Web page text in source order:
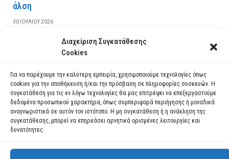
Διαχείριση Συγκατάθεσης
Cookies
Για να παρέχουμε την καλύτερη εμπειρία, χρησιμοποιούμε τεχνολογίες όπως
cookies για την αποθήκευση ή/και την πρόσβαση σε πληροφορίες συσκευών. Η
συγκατάθεση για τις εν λόγω τεχνολογίες θα μας επιτρέψει να επεξεργαστούμε
δεδομένα προσωπικού χαρακτήρα, όπως συμπεριφορά περιήγησης ή μοναδικά
αναγνωριστικά σε αυτόν τον ιστότοπο. Η μη συγκατάθεση ή η ανάκληση της
συγκατάθεσης, μπορεί να επηρεάσει αρνητικά ορισμένες λειτουργίες και
δυνατότητες.
άλση
30 ΙΟΥΛΊΟΥ 2026
ΔΙΑΒΆΣΤΕ ΠΕΡΙΣΣΌΤΕΡΑ